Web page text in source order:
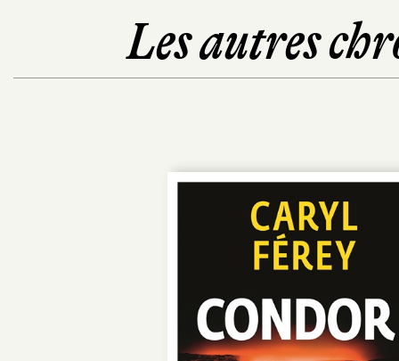
Les autres